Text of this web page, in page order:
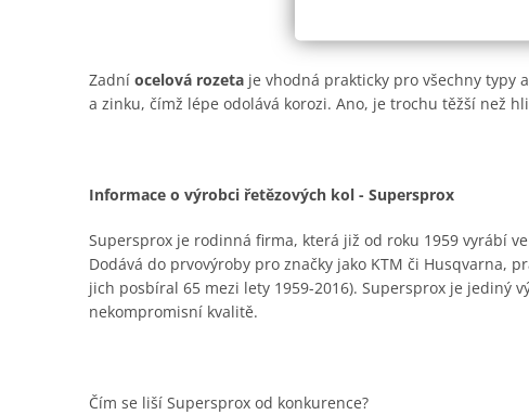
Zadní ocelová rozeta je vhodná prakticky pro všechny typy
a zinku, čímž lépe odolává korozi. Ano, je trochu těžší než
Informace o výrobci řetězových kol - Supersprox
Supersprox je rodinná firma, která již od roku 1959 vyrábí
Dodává do prvovýroby pro značky jako KTM či Husqvarna,
jich posbíral 65 mezi lety 1959-2016). Supersprox je jediný
nekompromisní kvalitě.
Čím se liší Supersprox od konkurence?